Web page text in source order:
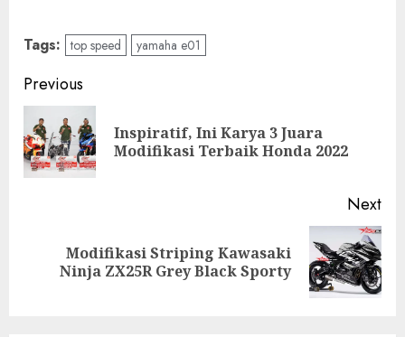
Tags: top speed yamaha e01
Post
navigation
Previous
Inspiratif, Ini Karya 3 Juara
Modifikasi Terbaik Honda 2022
Next
post:
Modifikasi Striping Kawasaki
Ninja ZX25R Grey Black Sporty